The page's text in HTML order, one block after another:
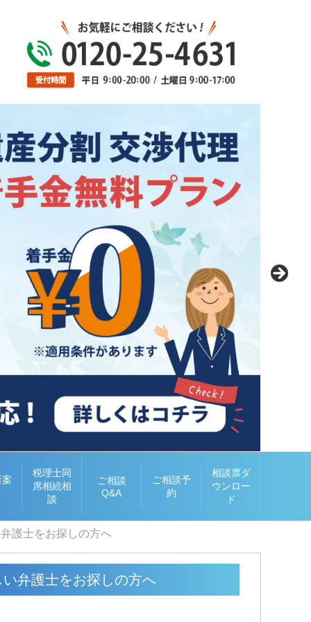
税理士同
席相続相
談
ご相談
Q&A
ご相談予
約
相談票ダ
ウンロー
ド
護士をお探しの方へ
弁護士をお探しの方へ